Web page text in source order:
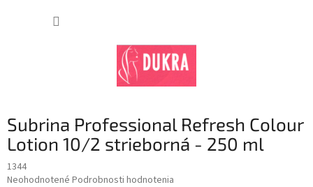
Subrina Professional Refresh Colour
Lotion 10/2 strieborná - 250 ml
1344
Priemerné
Neohodnotené Podrobnosti hodnotenia